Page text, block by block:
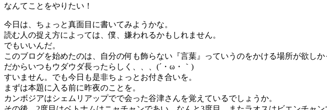
なんてことをやりたい！
今日は、ちょっと真面目に書いてみようかな。
読む人の捉え方によっては、僕、嫌われるかもしれません。
でもいいんだ。
このブログを始めたのは、自分の何も飾らない『言葉』っていうのをかける場所が欲しか
だからいつもウダウダ長ったらしく、、、(´・ω・｀)
すいません。でも今日も是非ちょっとお付き合いを。
まずは本題に入る前に昨夜のことを。
カンボジアはシェムリアップでで会った谷津さんを覚えているでしょうか。